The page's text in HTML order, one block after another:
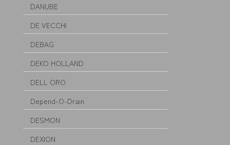
DANUBE
DE VECCHI
DEBAG
DEKO HOLLAND
DELL ORO
Depend-O-Drain
DESMON
DEXION